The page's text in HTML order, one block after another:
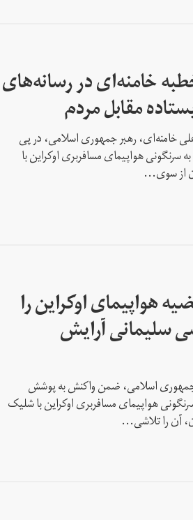
خامنه‌ای در رسانه‌های
مقابل مردم
خامنه‌ای،‌ رهبر جمهوری اسلامی،‌ در پی
هواپیمای مسافربری اوکراین با
از سوی...
هواپیمای اوکراین را
سلیمانی آرایش
اسلامی، ضمن واکنش به پوشش
هواپیمای مسافربری اوکراین با شلیک
آن را تلاشی...